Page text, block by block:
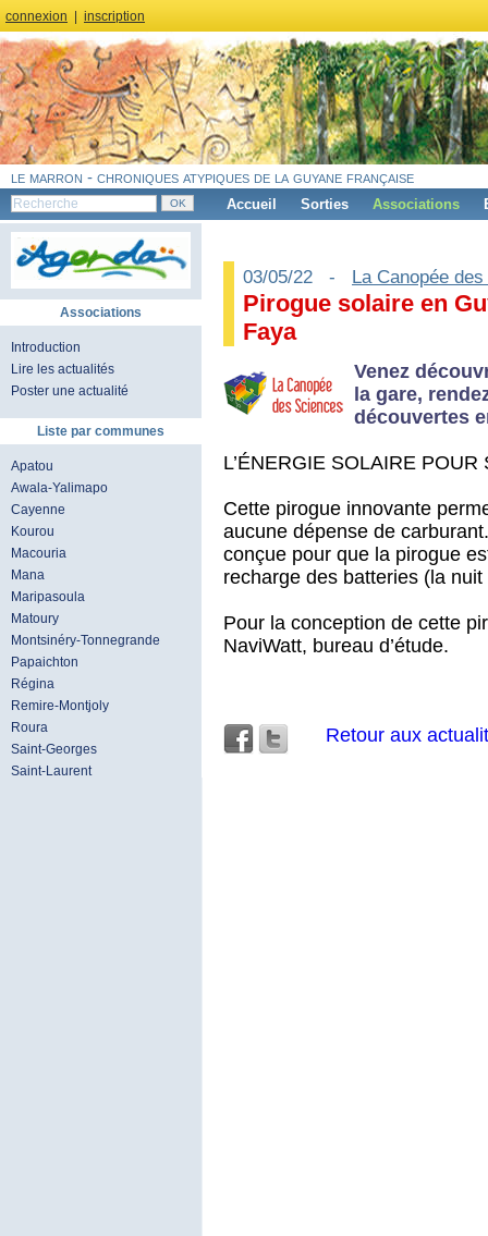
connexion inscription
le marron - chroniques atypiques de la guyane française
Accueil Sorties Associations
Associations
Introduction
Lire les actualités
Poster une actualité
Liste par communes
Apatou
Awala-Yalimapo
Cayenne
Kourou
Macouria
Mana
Maripasoula
Matoury
Montsinéry-Tonnegrande
Papaichton
Régina
Remire-Montjoly
Roura
Saint-Georges
Saint-Laurent
03/05/22 - La Canopée
Pirogue solaire en
Faya
Venez
la gare,
découvertes
L’ÉNERGIE SOLAIRE
Cette pirogue innovante
aucune dépense de
conçue pour que la pirogue
recharge des batteries (la
Pour la conception de cette
NaviWatt, bureau d’étude.
Retour aux